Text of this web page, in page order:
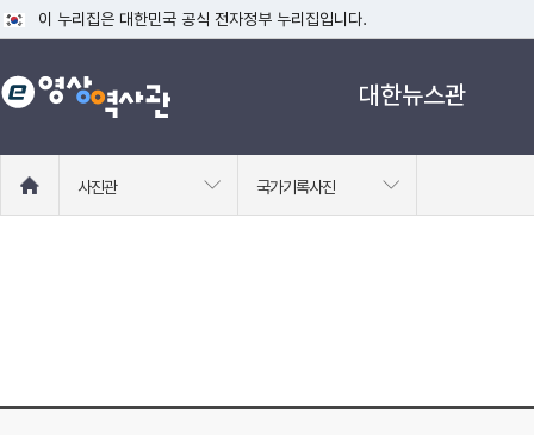
이 누리집은 대한민국 공식 전자정부 누리집입니다.
공식 누리집 주소 확인하기
go.kr 주소를 사용하는 누리집은 대한민국 정부기관이 관리하는 누리집입니
대한뉴스관
로
사진관 국가기록사진